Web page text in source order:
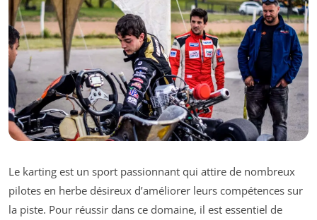
Le karting est un sport passionnant qui attire de nombreux
pilotes en herbe désireux d’améliorer leurs compétences sur
la piste. Pour réussir dans ce domaine, il est essentiel de